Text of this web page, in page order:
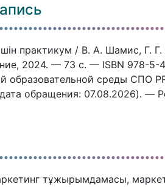
практикум / В. А. Шамис, Г.
2024. — 73 c. — ISBN 978-5-
образовательной среды СПО
обращения: 07.08.2026). —
тұжырымдамасы,